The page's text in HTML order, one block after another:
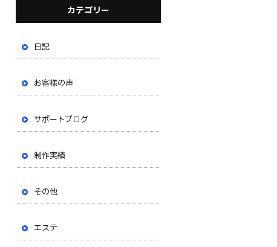
カテゴリー
日記
お客様の声
サポートブログ
制作実績
その他
エステ